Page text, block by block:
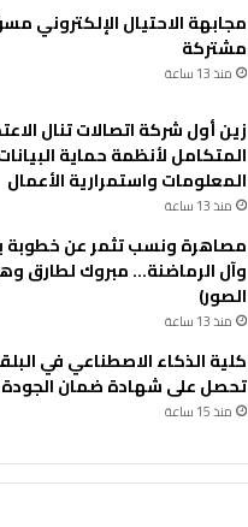
مجابهة الاحتيال الإلكتروني
مشتركة
منذ 13 ساعة
زين أول شركة اتصالات تنال
المتكامل لأنظمة حماية
المعلومات واستمرارية الأعمال
منذ 13 ساعة
مصاهرة ونسب تثمر عن خطوبة
وآل الرماضنة… مبروك لطارق
الصور)
منذ 13 ساعة
كلية الذكاء الاصطناعي في
تحصل على شهادة ضمان الجودة
منذ 15 ساعة